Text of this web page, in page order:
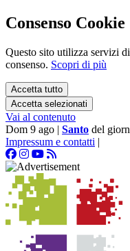
Consenso Cookie
Questo sito utilizza servizi
consenso. Scopri di più
Accetta tutto
Accetta selezionati
Vai al contenuto
Dom 9 ago | Santo del
Impressum e contatti |